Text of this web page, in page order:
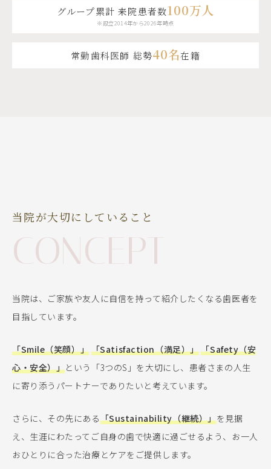
グループ累計 来院患者数100万人
※設立2014年から2026年時点
常勤歯科医師 総勢40名在籍
当院が大切にしていること
CONCEPT
当院は、ご家族や友人に自信を持って紹介したくなる歯医者を
目指しています。
「Smile（笑顔）」 「Satisfaction（満足）」「Safety（安
心・安全）」という「3つのS」を大切にし、患者さまの人生
に寄り添うパートナーでありたいと考えています。
さらに、その先にある「Sustainability（継続）」を見据
え、生涯にわたってご自身の歯で快適に過ごせるよう、お一人
おひとりに合った治療とケアをご提供します。